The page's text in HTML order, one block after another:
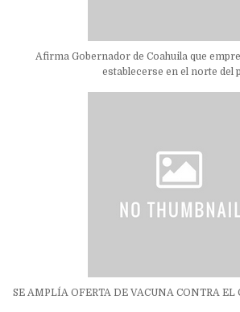
Afirma Gobernador de Coahuila que
establecerse en el norte del
SE AMPLÍA OFERTA DE VACUNA CONTRA